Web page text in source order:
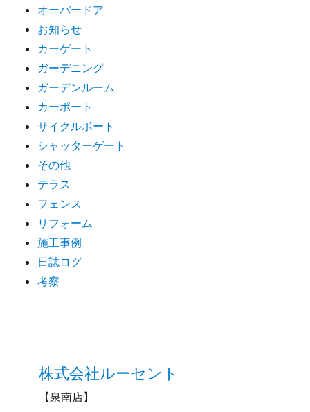
オーバードア
お知らせ
カーゲート
ガーデニング
ガーデンルーム
カーポート
サイクルポート
シャッターゲート
その他
テラス
フェンス
リフォーム
施工事例
日誌ログ
考察
株式会社ルーセント
【泉南店】